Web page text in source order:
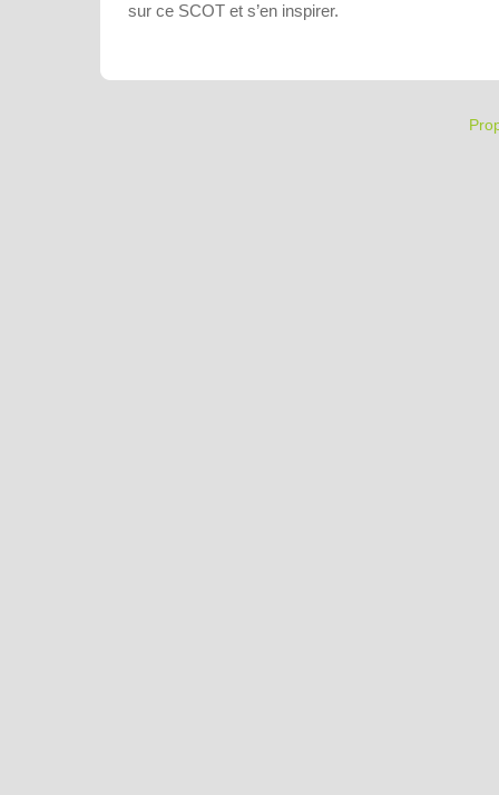
sur ce SCOT et s’en inspirer.